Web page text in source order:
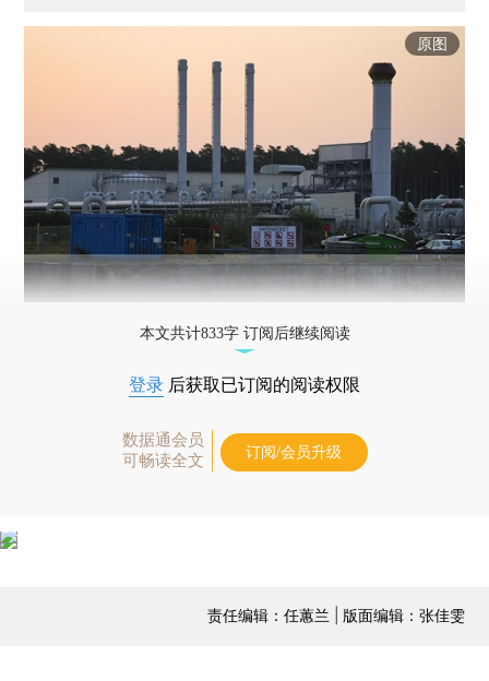
原图
本文共计833字 订阅后继续阅读
登录 后获取已订阅的阅读权限
数据通会员
可畅读全文
订阅/会员升级
责任编辑：任蕙兰 | 版面编辑：张佳雯